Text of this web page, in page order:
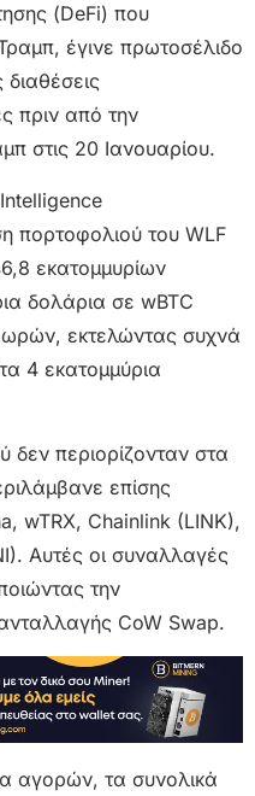
(DeFi) που
έγινε πρωτοσέλιδο
πριν από την
στις 20 Ιανουαρίου.
πορτοφολιού του WLF
εκατομμυρίων
δολάρια σε wBTC
εκτελώντας συχνά
4 εκατομμύρια
δεν περιορίζονταν στα
επίσης
wTRX, Chainlink (LINK),
Αυτές οι συναλλαγές
την
CoW Swap.
αγορών, τα συνολικά